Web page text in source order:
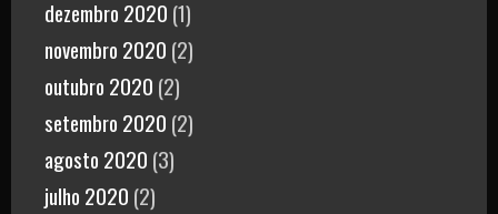
dezembro 2020 (1)
novembro 2020 (2)
outubro 2020 (2)
setembro 2020 (2)
agosto 2020 (3)
julho 2020 (2)